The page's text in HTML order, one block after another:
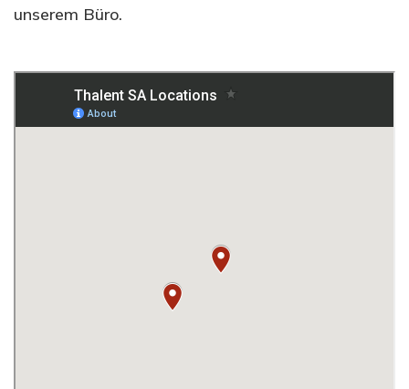
unserem Büro.